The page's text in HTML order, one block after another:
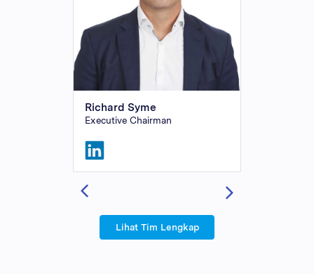
Richard Syme
Executive Chairman
Lihat Tim Lengkap